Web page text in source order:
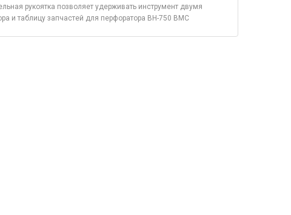
рукоятка позволяет удерживать инструмент двумя
и таблицу запчастей для перфоратора BH-750 BMC